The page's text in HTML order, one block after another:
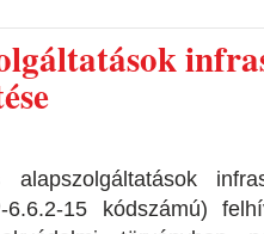
6.6.2-15 kódszámú)